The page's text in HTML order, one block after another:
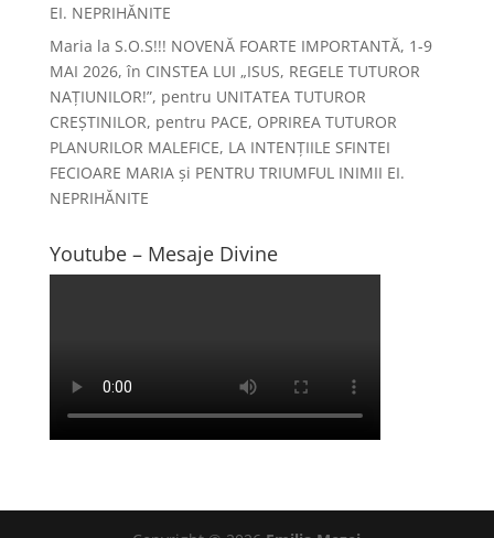
EI. NEPRIHĂNITE
Maria la S.O.S!!! NOVENĂ FOARTE IMPORTANTĂ, 1-9
MAI 2026, în CINSTEA LUI „ISUS, REGELE TUTUROR
NAȚIUNILOR!”, pentru UNITATEA TUTUROR
CREȘTINILOR, pentru PACE, OPRIREA TUTUROR
PLANURILOR MALEFICE, LA INTENȚIILE SFINTEI
FECIOARE MARIA și PENTRU TRIUMFUL INIMII EI.
NEPRIHĂNITE
Youtube – Mesaje Divine